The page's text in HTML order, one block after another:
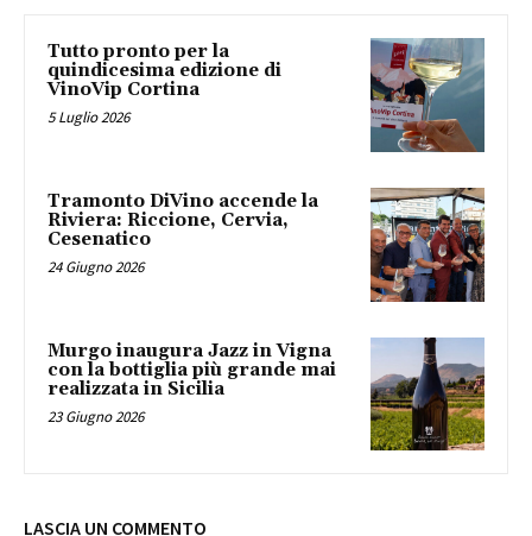
Tutto pronto per la
quindicesima edizione di
VinoVip Cortina
5 Luglio 2026
Tramonto DiVino accende la
Riviera: Riccione, Cervia,
Cesenatico
24 Giugno 2026
Murgo inaugura Jazz in Vigna
con la bottiglia più grande mai
realizzata in Sicilia
23 Giugno 2026
LASCIA UN COMMENTO